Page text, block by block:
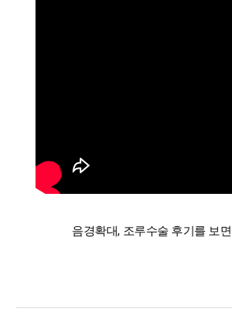
음경확대, 조루수술 후기를 보